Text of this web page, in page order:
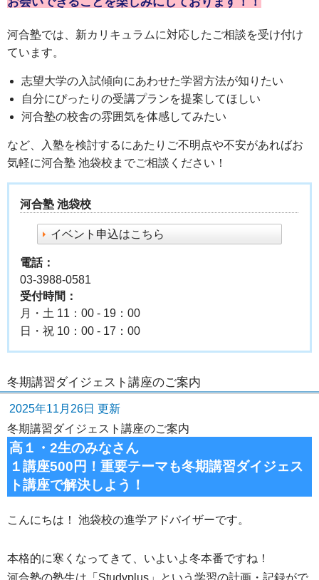
河合塾では、新カリキュラムに対応したご相談を受け付け
ています。
志望大学の入試傾向にあわせた学習方法が知りたい
自分にぴったりの受講プランを提案してほしい
河合塾の校舎の雰囲気を体感してみたい
など、入塾を検討するにあたりご不明点や不安があればお
気軽に河合塾 池袋校までご相談ください！
河合塾 池袋校
イベント申込はこちら
電話：
03-3988-0581
受付時間：
月・土 11：00 - 19：00
日・祝 10：00 - 17：00
冬期講習ダイジェスト講座のご案内
2025年11月26日 更新
冬期講習ダイジェスト講座のご案内
高１・2生のみなさん
１講座500円！重要テーマも冬期講習ダイジェス
ト講座で解決しよう！
こんにちは！ 池袋校の進学アドバイザーです。
本格的に寒くなってきて、いよいよ冬本番ですね！
河合塾の塾生は「Studyplus」という学習の計画・記録がで